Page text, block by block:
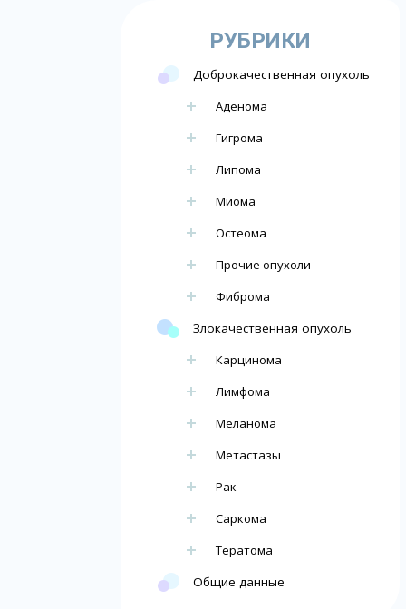
РУБРИКИ
Доброкачественная опухоль
Аденома
Гигрома
Липома
Миома
Остеома
Прочие опухоли
Фиброма
Злокачественная опухоль
Карцинома
Лимфома
Меланома
Метастазы
Рак
Саркома
Тератома
Общие данные